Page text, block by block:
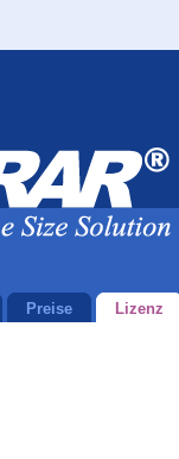
Preise Lizenz